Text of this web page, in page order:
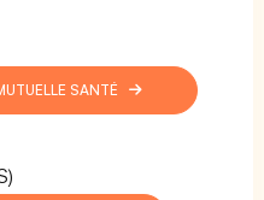
SANTÉ